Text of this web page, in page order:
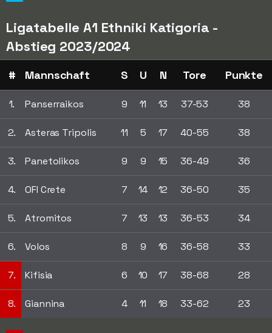
Ligatabelle A1 Ethniki Katigoria -
Abstieg 2023/2024
# Mannschaft S U N Tore Punkte
1. Panserraikos 9 11 13 37-53 38
2. Asteras Tripolis 11 5 17 40-55 38
3. Panetolikos 9 9 15 36-49 36
4. OFI Crete 7 14 12 36-50 35
5. Atromitos 7 13 13 36-53 34
6. Volos 8 9 16 36-58 33
7. Kifisia 6 10 17 38-68 28
8. Giannina 4 11 18 33-62 23